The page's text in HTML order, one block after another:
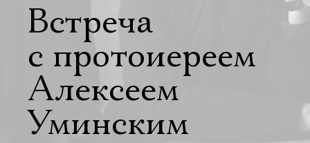
Встреча
с протоиереем
Алексеем
Уминским